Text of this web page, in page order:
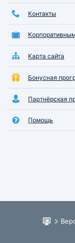
Контакты
Карта сайта
Бонусная
Партнёрская
Помощь